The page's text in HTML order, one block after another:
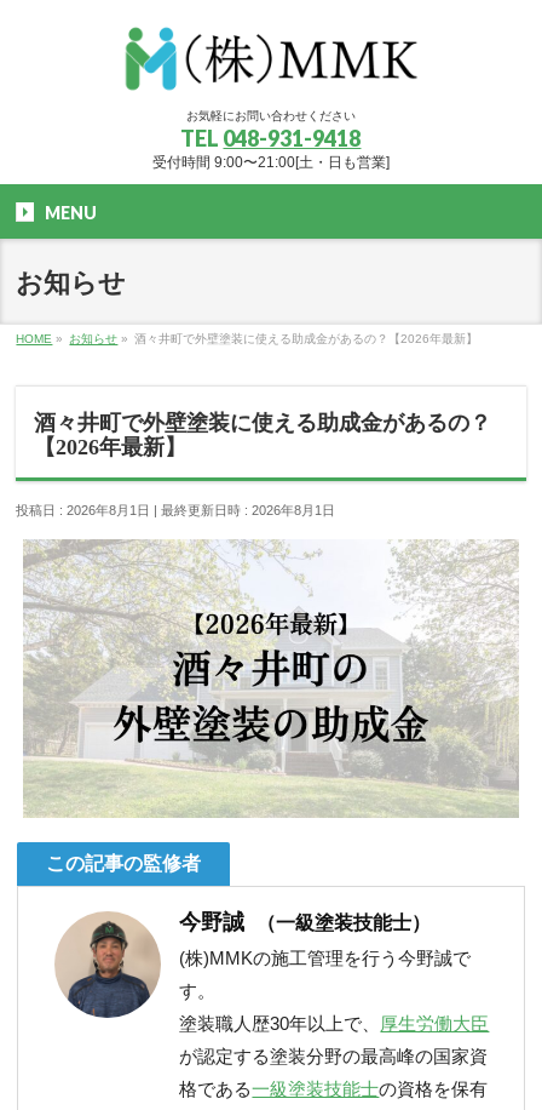
お気軽にお問い合わせください
TEL 048-931-9418
受付時間 9:00〜21:00[土・日も営業]
MENU
お知らせ
HOME » お知らせ » 酒々井町で外壁塗装に使える助成金があるの？【2026年最新】
酒々井町で外壁塗装に使える助成金があるの？
【2026年最新】
投稿日 : 2026年8月1日 最終更新日時 : 2026年8月1日
この記事の監修者
今野誠
（一級塗装技能士）
(株)MMKの施工管理を行う今野誠で
す。
塗装職人歴30年以上で、 厚生労働大臣
が認定する塗装分野の最高峰の国家資
格である一級塗装技能士の資格を保有